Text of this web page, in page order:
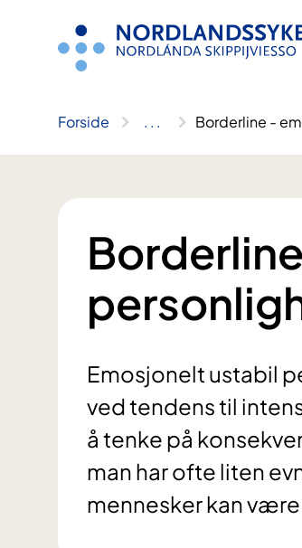
Forside .. . Borderline -
Emosjonelt ustabil
ved tendens til
å tenke på
man har ofte liten
mennesker kan